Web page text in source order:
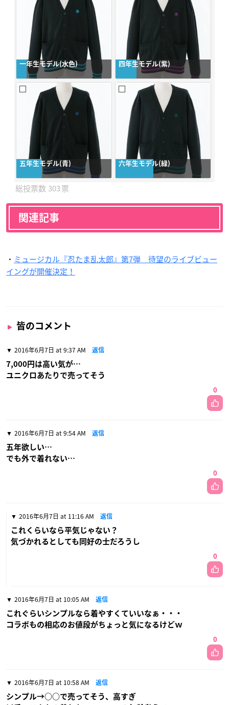
一年生モデル(水色) 四年生モデル(紫)
五年生モデル(青) 六年生モデル(緑)
303
関連記事
・ ミュージカル『忍たま乱太郎』第7弾 待望のライブビュー
イングが開催決定！
皆のコメント
2016年6月7日 at 9:37 AM 返信
7,000円は高い気が…
ユニクロあたりで売ってそう
0
2016年6月7日 at 9:54 AM 返信
五年欲しい…
でも外で着れない…
0
2016年6月7日 at 11:16 AM 返信
これくらいなら平気じゃない？
気づかれるとしても同好の士だろうし
0
2016年6月7日 at 10:05 AM 返信
これぐらいシンプルなら着やすくていいなぁ・・・
コラボもの相応のお値段がちょっと気になるけどｗ
0
2016年6月7日 at 10:58 AM 返信
シンプル→○○で売ってそう、高すぎ